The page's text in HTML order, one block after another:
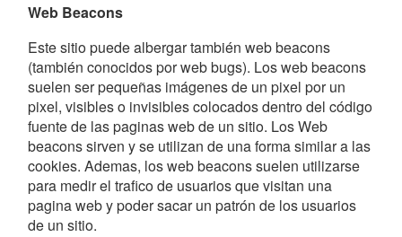
Web Beacons
Este sitio puede albergar también web beacons
(también conocidos por web bugs). Los web beacons
suelen ser pequeñas imágenes de un pixel por un
pixel, visibles o invisibles colocados dentro del código
fuente de las paginas web de un sitio. Los Web
beacons sirven y se utilizan de una forma similar a las
cookies. Ademas, los web beacons suelen utilizarse
para medir el trafico de usuarios que visitan una
pagina web y poder sacar un patrón de los usuarios
de un sitio.